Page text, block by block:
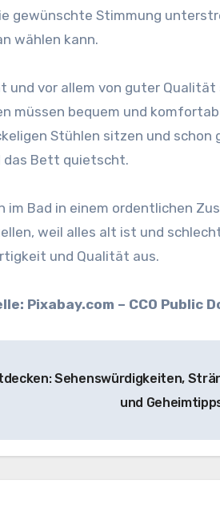
gewünschte Stimmung
wählen kann.
und vor allem von guter Qualität
müssen bequem und
Stühlen sitzen und schon
das Bett quietscht.
Bad in einem ordentlichen
weil alles alt ist und
und Qualität aus.
Pixabay.com – CC0 Public
Sehenswürdigkeiten,
und